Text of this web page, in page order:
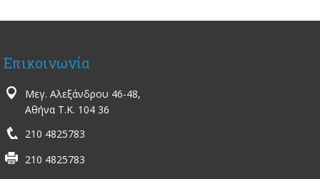
Επικοινωνία
Μεγ. Αλεξάνδρου 46-48,
Αθήνα Τ.Κ. 104 36
210 4825783
210 4825783